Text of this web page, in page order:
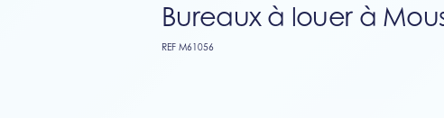
Bureaux à louer à
REF M61056